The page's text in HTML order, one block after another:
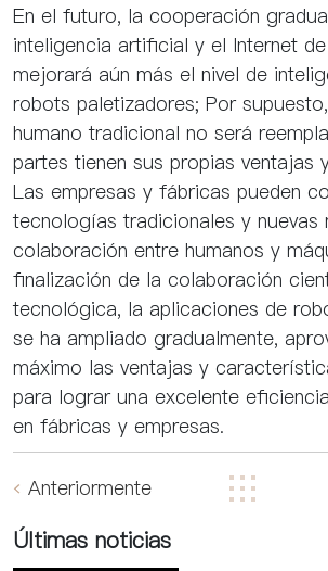
En el futuro, la cooperación
inteligencia artificial y el Internet
mejorará aún más el nivel de
robots paletizadores; Por
humano tradicional no será
partes tienen sus propias ventajas
Las empresas y fábricas pueden
tecnologías tradicionales y nuevas
colaboración entre humanos y
finalización de la colaboración
tecnológica, la aplicaciones de
se ha ampliado gradualmente,
máximo las ventajas y
para lograr una excelente
en fábricas y empresas.
Anteriormente
Últimas noticias